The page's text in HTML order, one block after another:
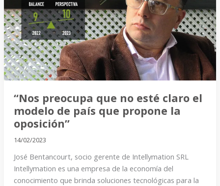
“Nos preocupa que no esté claro el
modelo de país que propone la
oposición”
14/02/2023
José Bentancourt, socio gerente de Intellymation SRL
Intellymation es una empresa de la economía del
conocimiento que brinda soluciones tecnológicas para la
esté
claro
el
modelo
de
país
que
propone
la
oposición”